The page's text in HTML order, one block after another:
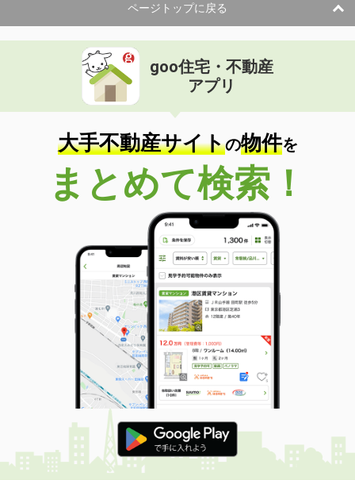
ページトップに戻る
goo住宅・不動産
アプリ
大手不動産サイトの物件を
まとめて検索！